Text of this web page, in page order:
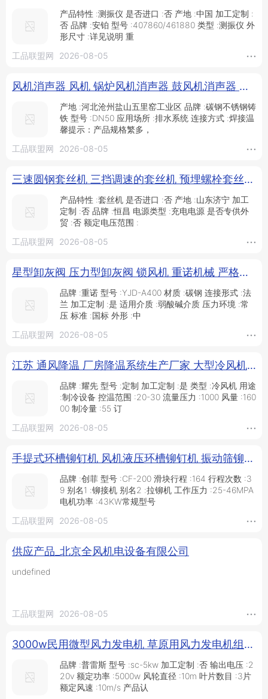
产品特性 :测振仪 是否进口 :否 产地 :中国 加工定制 :
否 品牌 :安铂 型号 :407860/461880 类型 :测振仪 外
形尺寸 :详见说明 重
工品联盟网
2026-08-05
风机消声器 风机 锅炉风机消声器 鼓风机消声器 普航厂家直销 支持定制_供应产品_沧州普航管道制造有限公司
产地 :河北沧州盐山五里窑工业区 品牌 :碳钢不锈钢铸
铁 型号 :DN50 应用场所 :排水系统 连接方式 :焊接温
馨提示：产品规格繁多，
工品联盟网
2026-08-05
三速圆钢套丝机 三挡调速的套丝机 预埋螺栓套丝机_供应产品_济宁恒昌机械设备有限公司
产品特性 :套丝机 是否进口 :否 产地 :山东济宁 加工
定制 :否 品牌 :恒昌 电源类型 :充电电源 是否专供外
贸 :否 额定电压范围 :
工品联盟网
2026-08-05
星型卸灰阀 压力型卸灰阀 锁风机 重诺机械 严格选材 质量保证_供应产品_沧州重诺机械制造有限公司
品牌 :重诺 型号 :YJD-A400 材质 :碳钢 连接形式 :法
兰 加工定制 :是 适用介质 :弱酸碱介质 压力环境 :常
压 标准 :国标 外形 :中
工品联盟网
2026-08-05
江苏 通风降温 厂房降温系统生产厂家 大型冷风机|负压风机定制 耀先车间降温设备_供应产品_江苏耀先环境设备有限公司
品牌 :耀先 型号 :定制 加工定制 :是 类型 :冷风机 用途
:制冷设备 控温范围 :20-30 流量压力 :1000 风量 :160
00 制冷量 :55 订
工品联盟网
2026-08-05
手提式环槽铆钉机 风机液压环槽铆钉机 振动筛铆钉机 创菲CF-200环槽铆钉机 液压环槽铆钉机 售后有保障_供应产品_德州创菲机械设备有限公司
品牌 :创菲 型号 :CF-200 滑块行程 :164 行程次数 :3
9 别名1 :铆接机 别名2 :拉铆机 工作压力 :25-46MPA
电机功率 :43KW常规型号
工品联盟网
2026-08-05
供应产品_北京全风机电设备有限公司
undefined
工品联盟网 2026-08-05
3000w民用微型风力发电机 草原用风力发电机组kw风力发电机偏航调速 离网风力发电机系统价格低质量优_燃气发电机组_发电机、发电机组_电工电气_供应_工品联盟网
品牌 :普雷斯 型号 :sc-5kw 加工定制 :否 输出电压 :2
20v 额定功率 :5000w 风轮直径 :10m 叶片数目 :3片
额定风速 :10m/s 产品认